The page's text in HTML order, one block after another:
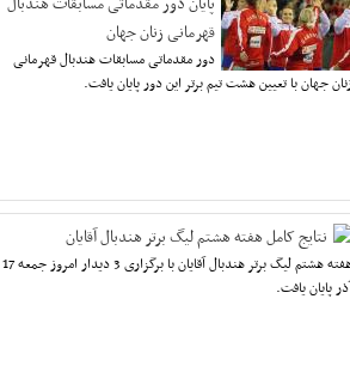
قهرمانی زنان جهان
دور مقدماتی مسابقات هندبال قهرمانی
جهان با تعیین هشت تیم برتر این دور پایان یافت.
نتایج کامل هفته هشتم لیگ برتر هندبال آقایان
هفته هشتم لیگ برتر هندبال آقایان با برگزاری 3 دیدار امروز جمعه 17
پایان یافت.